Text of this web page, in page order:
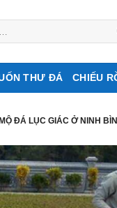
THƯ ĐÁ CHIẾU
ĐÁ LỤC GIÁC Ở NINH